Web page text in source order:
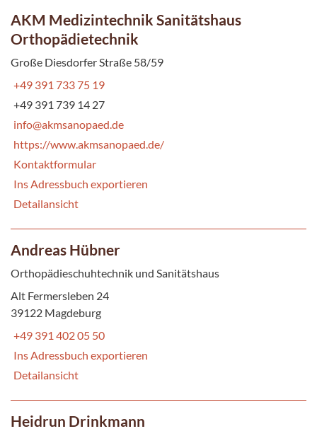
AKM Medizintechnik Sanitätshaus
Orthopädietechnik
Große Diesdorfer Straße 58/59
+49 391 733 75 19
+49 391 739 14 27
info@akmsanopaed.de
https://www.akmsanopaed.de/
Kontaktformular
Ins Adressbuch exportieren
Detailansicht
Andreas Hübner
Orthopädieschuhtechnik und Sanitätshaus
Alt Fermersleben 24
39122 Magdeburg
+49 391 402 05 50
Ins Adressbuch exportieren
Detailansicht
Heidrun Drinkmann